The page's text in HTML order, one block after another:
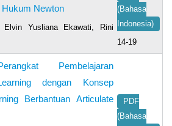
Hukum Newton
Yusliana Ekawati, Rini
(Bahasa
Indonesia)
14-19
Pembelajaran
dengan Konsep
Berbantuan Articulate
PDF
(Bahasa